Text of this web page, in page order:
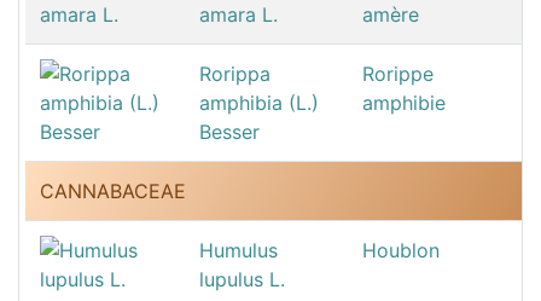
amara L.
amère
Rorippa
amphibia (L.)
Besser
Rorippe
amphibie
CANNABACEAE
Humulus
lupulus L.
Houblon